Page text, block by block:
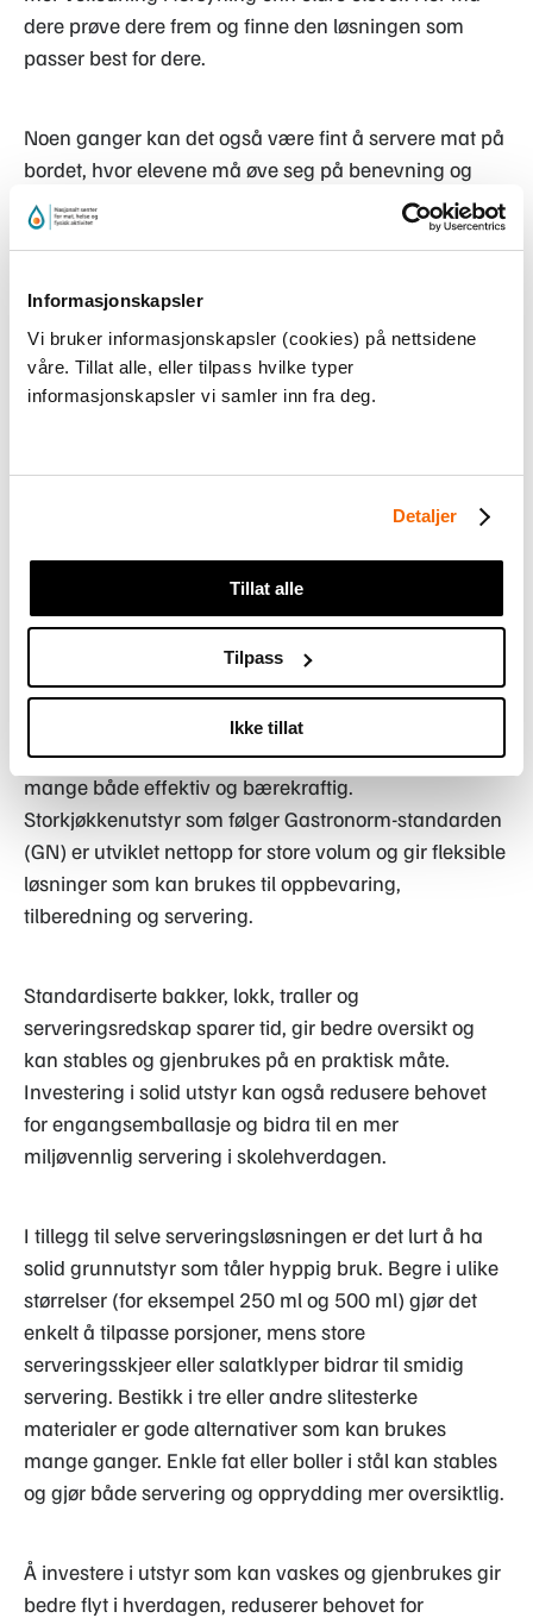
Informasjonskapsler
Vi bruker informasjonskapsler (cookies) på nettsidene
våre. Tillat alle, eller tilpass hvilke typer
informasjonskapsler vi samler inn fra deg.
Detaljer
Tillat alle
Tilpass
Ikke tillat
dere prøve dere frem og finne den løsningen som
passer best for dere.
Noen ganger kan det også være fint å servere mat på
bordet, hvor elevene må øve seg på benevning og
sosiale ferdigheter som å dele og å sende.
Bruk riktig utstyr
Riktig utstyr er avgjørende for å gjøre matservering til
mange både effektiv og bærekraftig.
Storkjøkkenutstyr som følger Gastronorm-standarden
(GN) er utviklet nettopp for store volum og gir fleksible
løsninger som kan brukes til oppbevaring,
tilberedning og servering.
Standardiserte bakker, lokk, traller og
serveringsredskap sparer tid, gir bedre oversikt og
kan stables og gjenbrukes på en praktisk måte.
Investering i solid utstyr kan også redusere behovet
for engangsemballasje og bidra til en mer
miljøvennlig servering i skolehverdagen.
I tillegg til selve serveringsløsningen er det lurt å ha
solid grunnutstyr som tåler hyppig bruk. Begre i ulike
størrelser (for eksempel 250 ml og 500 ml) gjør det
enkelt å tilpasse porsjoner, mens store
serveringsskjeer eller salatklyper bidrar til smidig
servering. Bestikk i tre eller andre slitesterke
materialer er gode alternativer som kan brukes
mange ganger. Enkle fat eller boller i stål kan stables
og gjør både servering og opprydding mer oversiktlig.
Å investere i utstyr som kan vaskes og gjenbrukes gir
bedre flyt i hverdagen, reduserer behovet for